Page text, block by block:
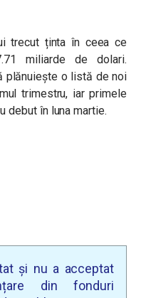
trecut ținta în ceea ce
miliarde de dolari.
plănuiește o listă de noi
trimestru, iar primele
debut în luna martie.
și nu a acceptat
din fonduri